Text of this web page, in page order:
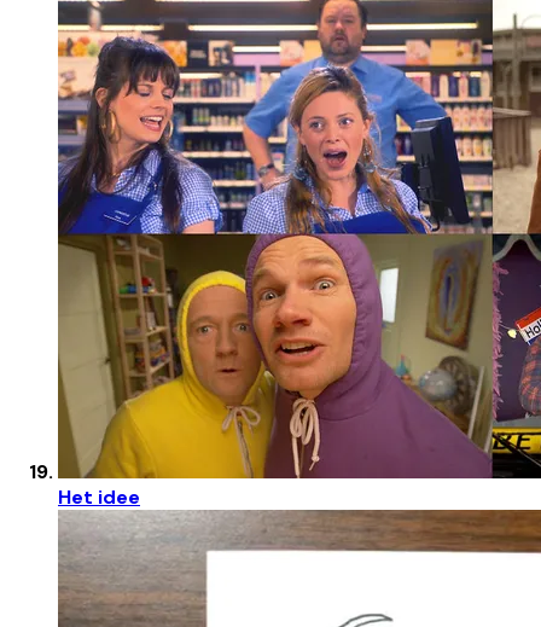
Het idee